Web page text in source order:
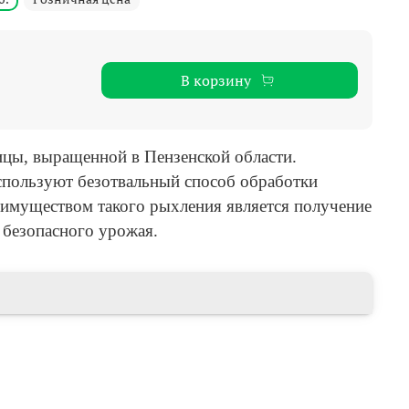
В корзину
выращенной в Пензенской области.
безотвальный способ обработки
такого рыхления является получение
урожая.